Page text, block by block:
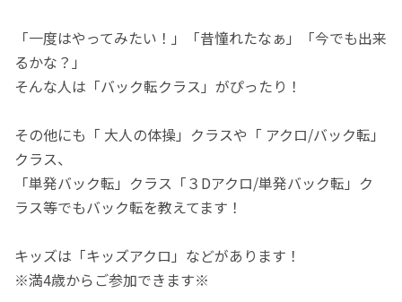
「一度はやってみたい！」「昔憧れたなぁ」「今でも出来
るかな？」
そんな人は「バック転クラス」がぴったり！
その他にも「 大人の体操」クラスや「 アクロ/バック転」
クラス、
「単発バック転」クラス「３Dアクロ/単発バック転」ク
ラス等でもバック転を教えてます！
キッズは「キッズアクロ」などがあります！
※満4歳からご参加できます※